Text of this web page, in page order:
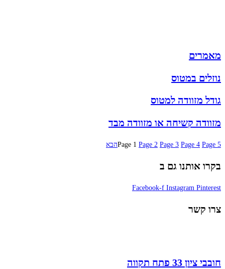
מאמרים
נוזלים במטוס
גודל מזוודה למטוס
מזוודה קשיחה או מזוודה מבד
Page 1 Page 2 Page 3 Page 4 Page 5 הבא
בקרו אותנו גם ב
Facebook-f Instagram Pinterest
צרו קשר
חובבי ציון 33 פתח תקווה